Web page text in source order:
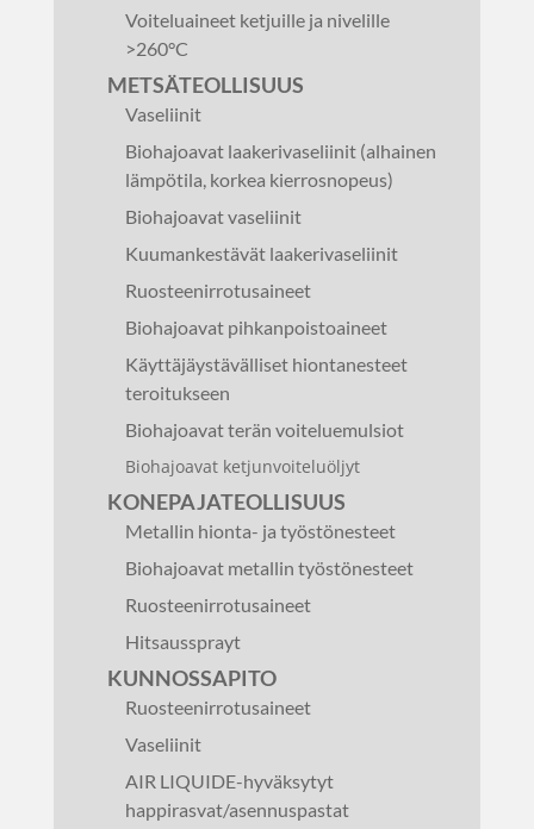
Voiteluaineet ketjuille ja nivelille
>260°C
METSÄTEOLLISUUS
Vaseliinit
Biohajoavat laakerivaseliinit (alhainen
lämpötila, korkea kierrosnopeus)
Biohajoavat vaseliinit
Kuumankestävät laakerivaseliinit
Ruosteenirrotusaineet
Biohajoavat pihkanpoistoaineet
Käyttäjäystävälliset hiontanesteet
teroitukseen
Biohajoavat terän voiteluemulsiot
Biohajoavat ketjunvoiteluöljyt
KONEPAJATEOLLISUUS
Metallin hionta- ja työstönesteet
Biohajoavat metallin työstönesteet
Ruosteenirrotusaineet
Hitsaussprayt
KUNNOSSAPITO
Ruosteenirrotusaineet
Vaseliinit
AIR LIQUIDE-hyväksytyt
happirasvat/asennuspastat